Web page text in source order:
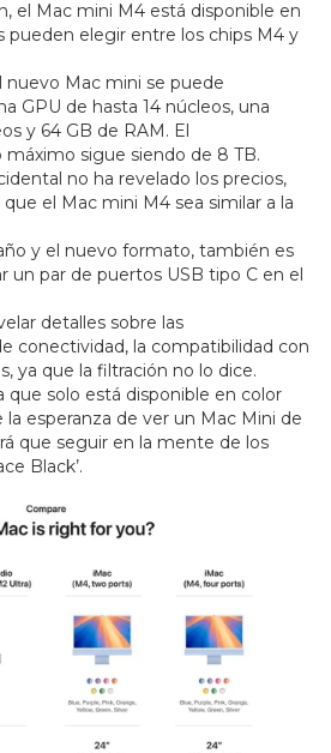
el Mac mini M4 está disponible en
pueden elegir entre los chips M4 y
nuevo Mac mini se puede
GPU de hasta 14 núcleos, una
y 64 GB de RAM. El
sigue siendo de 8 TB.
no ha revelado los precios,
el Mac mini M4 sea similar a la
y el nuevo formato, también es
un par de puertos USB tipo C en el
detalles sobre las
conectividad, la compatibilidad con
ya que la filtración no lo dice.
que solo está disponible en color
la esperanza de ver un Mac Mini de
que seguir en la mente de los
Black’.